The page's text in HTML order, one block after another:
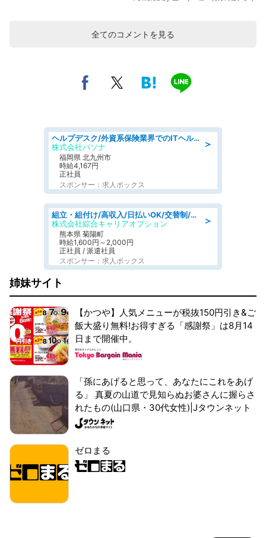
全てのコメントを見る
＞
ヘルプデスク/外資系保険業界でのITヘルプデスク業務/駅近/即日勤務可/ヘルプデスク
株式会社パソナ
福岡県 北九州市
時給4,167円
正社員
スポンサー：求人ボックス
＞
組立・組付け/高収入/日払いOK/交替制/20・30・40代活躍中/製造 工場
株式会社綜合キャリアオプション
熊本県 菊陽町
時給1,600円～2,000円
正社員 / 派遣社員
スポンサー：求人ボックス
姉妹サイト
【かつや】人気メニューが税抜150円引き&ご
飯大盛り無料!お得すぎる「感謝祭」は8月14
日まで開催中。
「孫にあげると思って、あなたにこれをあげ
る」 真夏の山道で見知らぬお婆さんに握らさ
れたもの(山口県・30代女性)|Jタウンネット
ゼロまる